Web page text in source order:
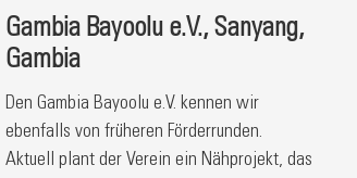
Gambia Bayoolu e.V., Sanyang,
Gambia
Den Gambia Bayoolu e.V. kennen wir
ebenfalls von früheren Förderrunden.
Aktuell plant der Verein ein Nähprojekt, das